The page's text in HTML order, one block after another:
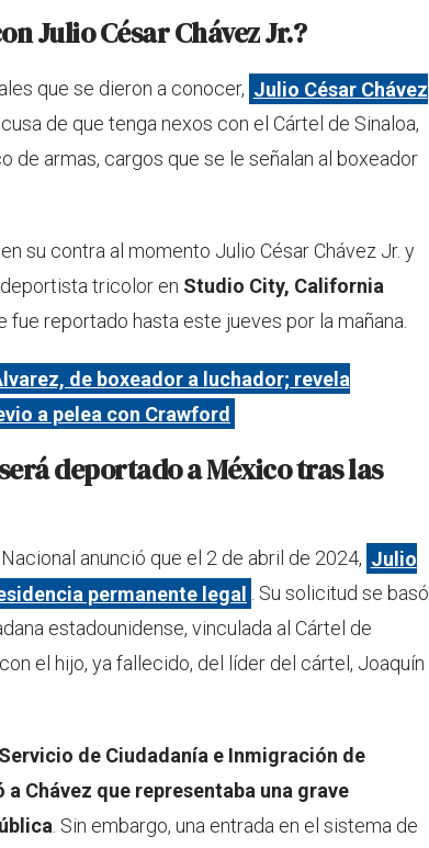
Julio César Chávez Jr.?
que se dieron a conocer, Julio César Chávez
de que tenga nexos con el Cártel de Sinaloa,
de armas, cargos que se le señalan al boxeador
su contra al momento Julio César Chávez Jr. y
tricolor en Studio City, California
fue reportado hasta este jueves por la mañana.
de boxeador a luchador; revela
a pelea con Crawford
deportado a México tras las
anunció que el 2 de abril de 2024, Julio
permanente legal . Su solicitud se basó
estadounidense, vinculada al Cártel de
el hijo, ya fallecido, del líder del cártel, Joaquín
Servicio de Ciudadanía e Inmigración de
Chávez que representaba una grave
. Sin embargo, una entrada en el sistema de